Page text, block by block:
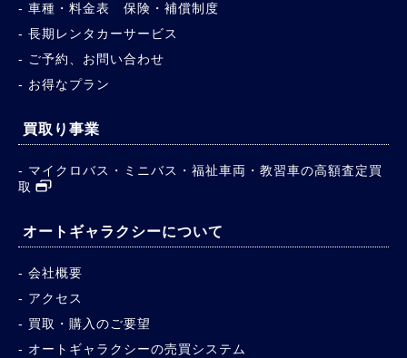
車種・料金表 保険・補償制度
長期レンタカーサービス
ご予約、お問い合わせ
お得なプラン
買取り事業
マイクロバス・ミニバス・福祉車両・教習車の高額査定買
取
オートギャラクシーについて
会社概要
アクセス
買取・購入のご要望
オートギャラクシーの売買システム